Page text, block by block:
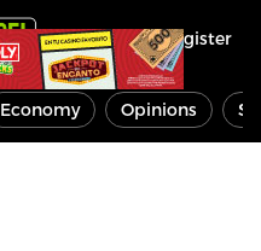
Register
Economy Opinions